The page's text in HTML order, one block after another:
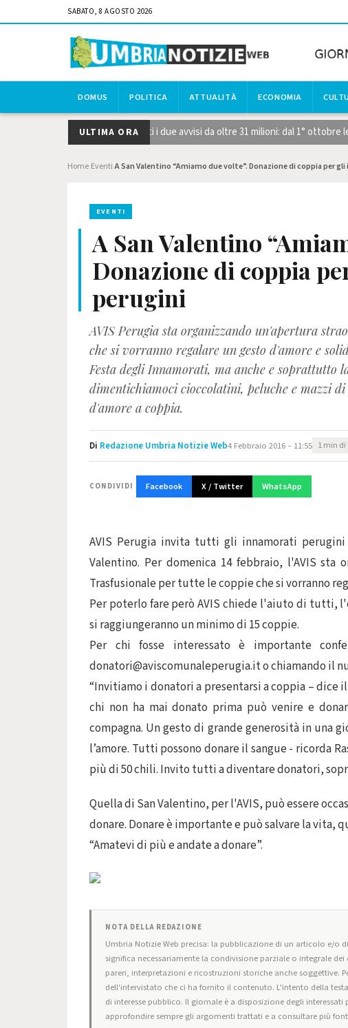
SABATO, 8 AGOSTO 2026
DOMUS POLITICA ATTUALITÀ ECONOMIA
ULTIMA ORA
strategiche STEP, pubblicati i due avvisi da oltre 31 milioni: dal 1° ottobre le
Home Eventi ›A San Valentino “Amiamo due volte”. Donazione di coppia per
EVENTI
A San Valentino
Donazione di coppia
perugini
AVIS Perugia sta organizzando un'apertura
che si vorranno regalare un gesto d'amore e
Festa degli Innamorati, ma anche e soprattutto
dimentichiamoci cioccolatini, peluche e mazzi
d'amore a coppia.
Di Redazione Umbria Notizie Web4 Febbraio 2016 – 11:55 1 min
CONDIVIDI Facebook X / Twitter WhatsApp
AVIS Perugia invita tutti gli innamorati
Valentino. Per domenica 14 febbraio, l'AVIS sta
Trasfusionale per tutte le coppie che si vorranno
Per poterlo fare però AVIS chiede l'aiuto di tutti,
si raggiungeranno un minimo di 15 coppie.
Per chi fosse interessato è importante
donatori@aviscomunaleperugia.it o chiamando il
“Invitiamo i donatori a presentarsi a coppia – dice
chi non ha mai donato prima può venire e
compagna. Un gesto di grande generosità in una
l’amore. Tutti possono donare il sangue - ricorda
più di 50 chili. Invito tutti a diventare donatori,
Quella di San Valentino, per l'AVIS, può essere
donare. Donare è importante e può salvare la vita,
“Amatevi di più e andate a donare”.
NOTA DELLA REDAZIONE
Umbria Notizie Web precisa: la pubblicazione di un articolo e/o
significa necessariamente la condivisione parziale o integrale
pareri, interpretazioni e ricostruzioni storiche anche
dell'intervistato che ci ha fornito il contenuto. L'intento della
di interesse pubblico. Il giornale è a disposizione degli
approfondire sempre gli argomenti trattati e a consultare più